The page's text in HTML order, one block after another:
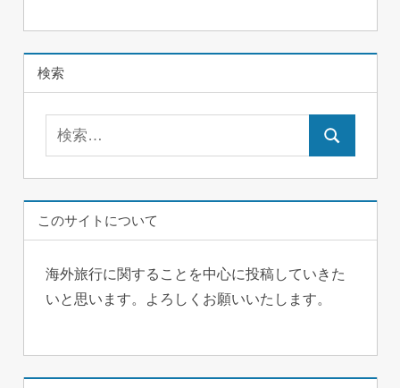
ー
シ
検索
検
このサイトについて
海外旅行に関することを中心に投稿していきた
いと思います。よろしくお願いいたします。